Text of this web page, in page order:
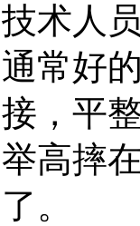
技术人
通常好
接，平
举高摔
了。